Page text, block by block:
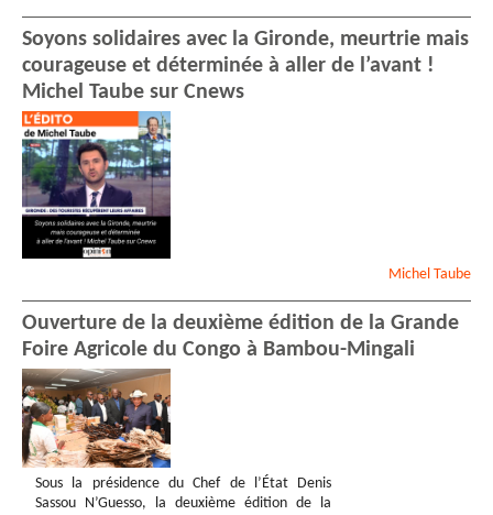
Soyons solidaires avec la Gironde, meurtrie mais
courageuse et déterminée à aller de l’avant !
Michel Taube sur Cnews
Michel Taube
Ouverture de la deuxième édition de la Grande
Foire Agricole du Congo à Bambou-Mingali
Sous la présidence du Chef de l’État Denis
Sassou N’Guesso, la deuxième édition de la